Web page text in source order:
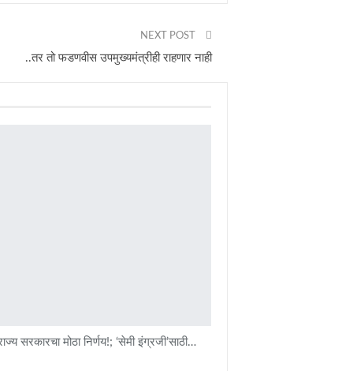
NEXT POST
..तर तो फडणवीस उपमुख्यमंत्रीही राहणार नाही
सरकारचा मोठा निर्णय!; ‘सेमी इंग्रजी’साठी…